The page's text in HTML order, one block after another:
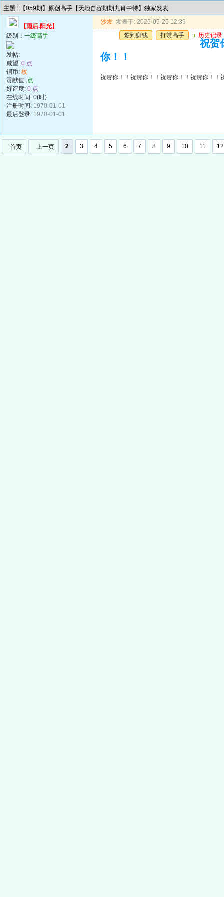
主题 : 【059期】原创高手【天地自容期期九肖中特】独家发表
【雨后.阳光】
级别： 一级高手
发帖:
威望: 0 点
铜币: 枚
贡献值: 点
好评度: 0 点
在线时间: 0(时)
注册时间: 1970-01-01
最后登录: 1970-01-01
沙发 发表于: 2025-05-25 12:39
签到赚钱
打赏高手 u 历史记录
祝贺
你！！
祝贺你！！祝贺你！！祝贺你！！祝贺你！！
首页 上一页 2 3 4 5 6 7 8 9 10 11 12